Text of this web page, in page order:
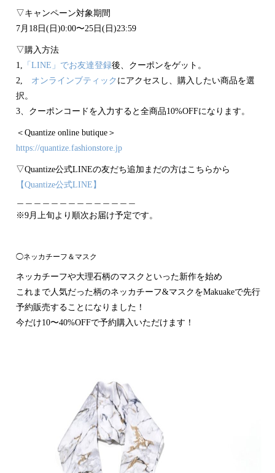
▽キャンペーン対象期間
7月18日(日)0:00〜25日(日)23:59
▽購入方法
1,
「LINE」でお友達登録後、クーポンをゲット。
2, オンラインブティックにアクセスし、購入したい商品を選
択。
3、クーポンコードを入力すると全商品10%OFFになります。
＜Quantize online butique＞
https://quantize.fashionstore.jp
▽Quantize公式LINEの友だち追加まだの方はこちらから
【Quantize公式LINE】
※9月上旬より順次お届け予定です。
◯ネッカチーフ＆マスク
ネッカチーフや大理石柄のマスクといった新作を始め
これまで人気だった柄のネッカチーフ&マスクをMakuakeで先行
予約販売することになりました！
今だけ10〜40%OFFで予約購入いただけます！